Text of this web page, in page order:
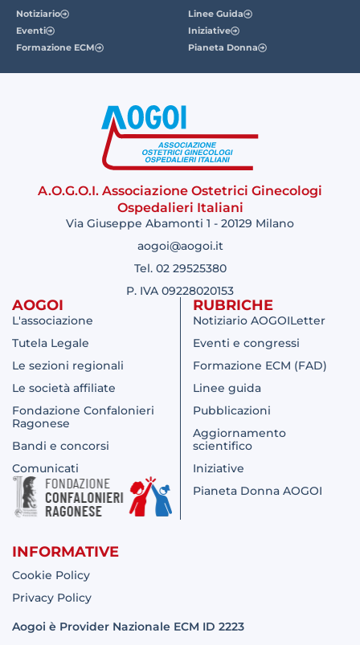
Notiziario
Eventi
Formazione ECM
Linee Guida
Iniziative
Pianeta Donna
A.O.G.O.I. Associazione Ostetrici Ginecologi
Ospedalieri Italiani
Via Giuseppe Abamonti 1 - 20129 Milano
aogoi@aogoi.it
Tel. 02 29525380
P. IVA 09228020153
AOGOI
L'associazione
Tutela Legale
Le sezioni regionali
Le società affiliate
Fondazione Confalonieri
Ragonese
Bandi e concorsi
Comunicati
RUBRICHE
Notiziario AOGOILetter
Eventi e congressi
Formazione ECM (FAD)
Linee guida
Pubblicazioni
Aggiornamento
scientifico
Iniziative
Pianeta Donna AOGOI
INFORMATIVE
Cookie Policy
Privacy Policy
Aogoi è Provider Nazionale ECM ID 2223